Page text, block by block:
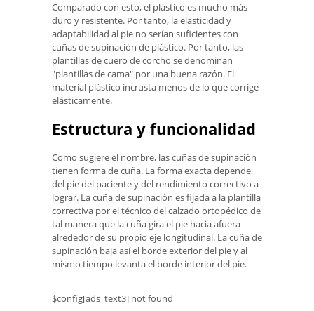
Comparado con esto, el plástico es mucho más
duro y resistente. Por tanto, la elasticidad y
adaptabilidad al pie no serían suficientes con
cuñas de supinación de plástico. Por tanto, las
plantillas de cuero de corcho se denominan
"plantillas de cama" por una buena razón. El
material plástico incrusta menos de lo que corrige
elásticamente.
Estructura y funcionalidad
Como sugiere el nombre, las cuñas de supinación
tienen forma de cuña. La forma exacta depende
del pie del paciente y del rendimiento correctivo a
lograr. La cuña de supinación es fijada a la plantilla
correctiva por el técnico del calzado ortopédico de
tal manera que la cuña gira el pie hacia afuera
alrededor de su propio eje longitudinal. La cuña de
supinación baja así el borde exterior del pie y al
mismo tiempo levanta el borde interior del pie.
$config[ads_text3] not found